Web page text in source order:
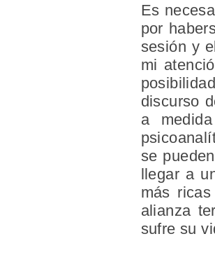
Es
por
sesión y
mi
discurso
a
se
llegar a
más
alianza
sufre su